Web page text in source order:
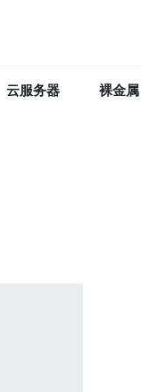
云服务器 裸金属